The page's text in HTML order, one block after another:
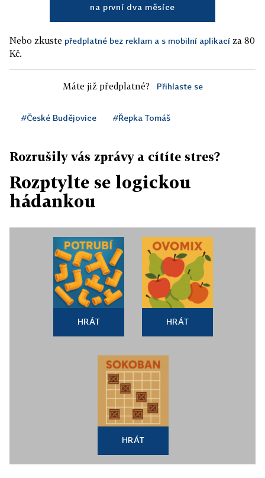
na první dva měsíce
Nebo zkuste předplatné bez reklam a s mobilní aplikací za 80
Kč.
Máte již předplatné? Přihlaste se
#České Budějovice #Řepka Tomáš
Rozrušily vás zprávy a cítíte stres?
Rozptylte se logickou
hádankou
HRÁT HRÁT
HRÁT